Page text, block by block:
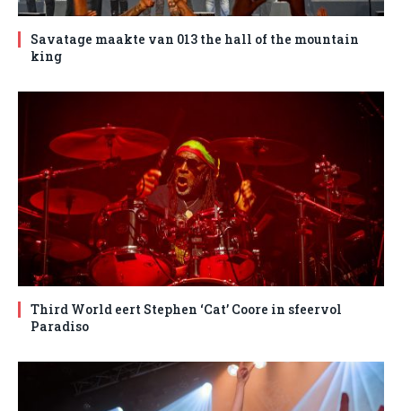
Savatage maakte van 013 the hall of the mountain
king
Third World eert Stephen ‘Cat’ Coore in sfeervol
Paradiso